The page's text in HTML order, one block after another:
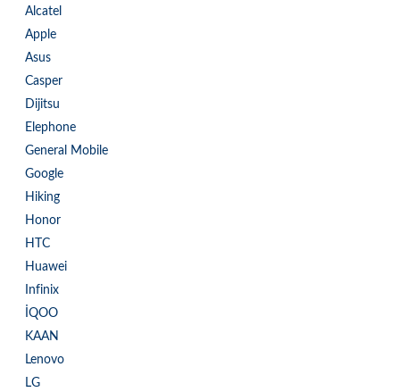
Alcatel
Apple
Asus
Casper
Dijitsu
Elephone
General Mobile
Google
Hiking
Honor
HTC
Huawei
Infinix
İQOO
KAAN
Lenovo
LG